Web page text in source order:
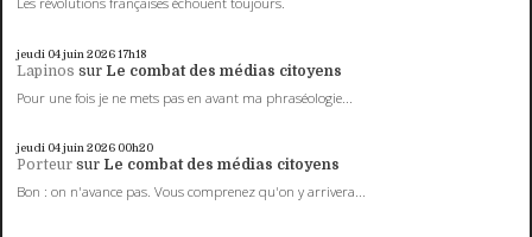
jeudi 04juin 202617h18
Lapinos sur Le combat des médias citoyens
Pour une fois je ne mets pas en avant ma phraséologie...
jeudi 04juin 2026 00h20
Porteur sur Le combat des médias citoyens
Bon : on n'avance pas. Vous comprenez qu'on y arrivera...